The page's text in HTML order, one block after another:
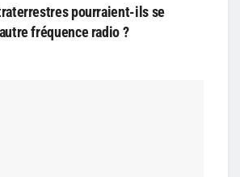
pourraient-ils se
fréquence radio ?